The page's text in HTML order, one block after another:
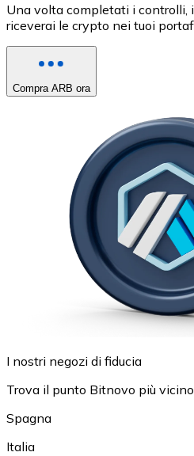
Una volta completati i controlli,
riceverai le crypto nei tuoi
Compra ARB ora
I nostri negozi di fiducia
Trova il punto Bitnovo più vicino
Spagna
Italia